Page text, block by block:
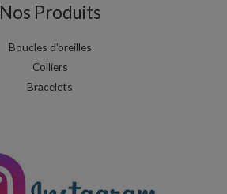
Nos Produits
Boucles d’oreilles
Colliers
Bracelets